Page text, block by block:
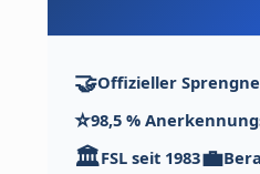
🤝Offizieller
⭐98,5 %
🏛️FSL seit 1983💼